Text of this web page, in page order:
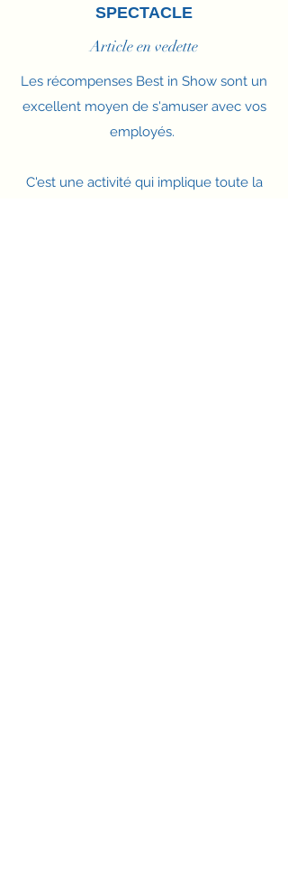
SPECTACLE
Article en vedette
Les récompenses Best in Show sont un
excellent moyen de s'amuser avec vos
employés.
C'est une activité qui implique toute la